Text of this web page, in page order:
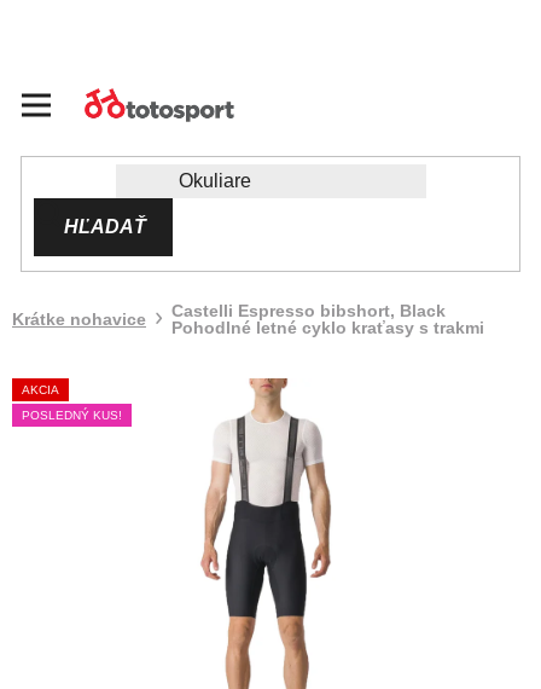
HĽADAŤ
Krátke nohavice
Castelli Espresso bibshort, Black
Pohodlné letné cyklo kraťasy s trakmi
AKCIA
POSLEDNÝ KUS!